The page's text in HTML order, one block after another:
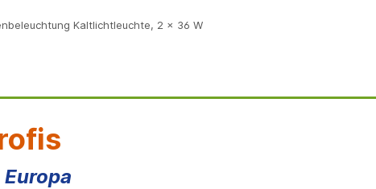
Kaltlichtleuchte, 2 x 36 W